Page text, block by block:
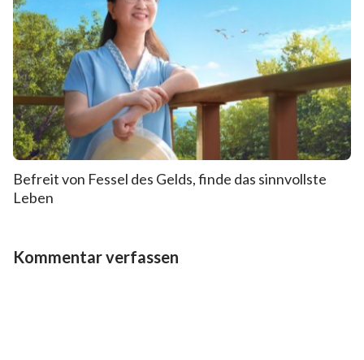
Befreit von Fessel des Gelds, finde das sinnvollste
Leben
Kommentar verfassen